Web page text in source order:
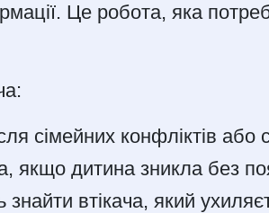
Це робота, яка
сімейних конфліктів або
якщо дитина зникла без
втікача, який